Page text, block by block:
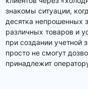
знакомы ситуации,
десятка непрошенных
различных товаров и
при создании учетной
просто не смогут
принадлежит